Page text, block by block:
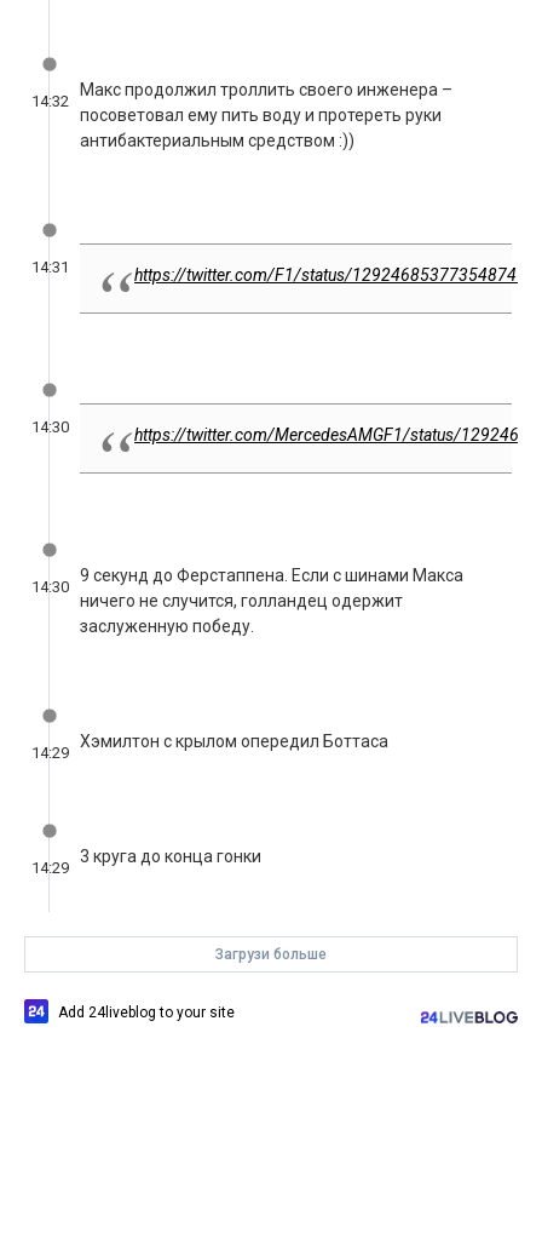
14:32
Макс продолжил троллить своего инженера –
посоветовал ему пить воду и протереть руки
антибактериальным средством :))
14:31 https://twitter.com/F1/status/1292468537735487490
14:30 https://twitter.com/MercedesAMGF1/status/
14:30
9 секунд до Ферстаппена. Если с шинами Макса
ничего не случится, голландец одержит
заслуженную победу.
14:29
Хэмилтон с крылом опередил Боттаса
14:29
3 круга до конца гонки
Загрузи больше
Add 24liveblog to your site